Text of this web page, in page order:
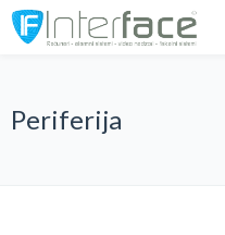
Periferija